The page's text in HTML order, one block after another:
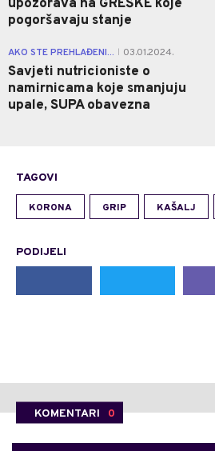
upozorava na GREŠKE koje
pogoršavaju stanje
AKO STE PREHLAĐENI... 03.01.2024.
Savjeti nutricioniste o
namirnicama koje smanjuju
upale, SUPA obavezna
TAGOVI
KORONA GRIP KAŠALJ
PODIJELI
KOMENTARI 0